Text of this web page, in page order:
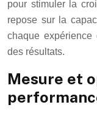
pour stimuler la
repose sur la
chaque expérience
des résultats.
Mesure et